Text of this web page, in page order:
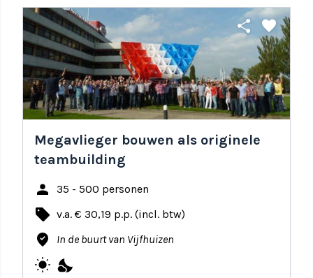
share favorite
Megavlieger bouwen als originele
teambuilding
person 35 - 500 personen
local_offer v.a. € 30,19 p.p. (incl. btw)
where_to_vote In de buurt van Vijfhuizen
wb_sunny nights_stay